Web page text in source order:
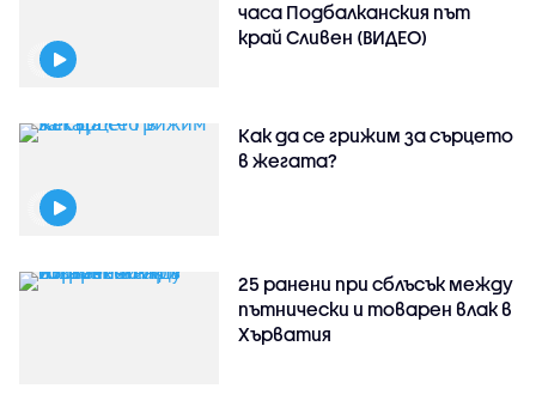
часа Подбалканския път
край Сливен (ВИДЕО)
Как да се грижим за сърцето
в жегата?
25 ранени при сблъсък между
пътнически и товарен влак в
Хърватия